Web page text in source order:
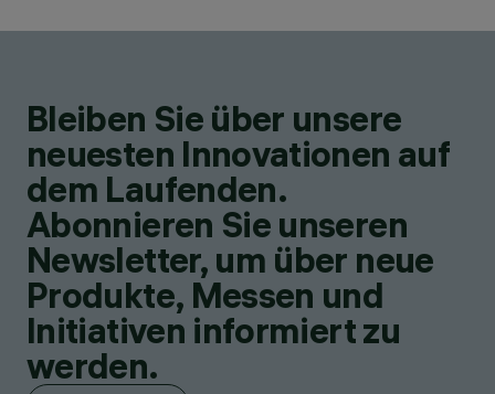
Bleiben Sie über unsere
neuesten Innovationen auf
dem Laufenden.
Abonnieren Sie unseren
Newsletter, um über neue
Produkte, Messen und
Initiativen informiert zu
werden.